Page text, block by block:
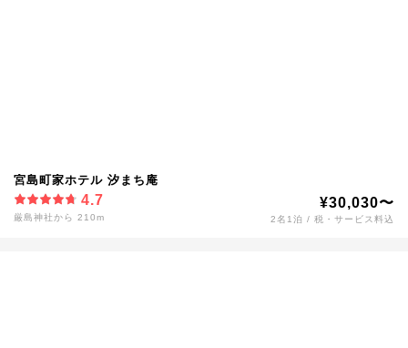
宮島町家ホテル 汐まち庵
4.7
厳島神社から 210m
¥30,030〜
2名1泊 / 税・サービス料込